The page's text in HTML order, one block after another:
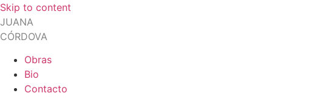
Skip to content
JUANA
CÓRDOVA
Obras
Bio
Contacto